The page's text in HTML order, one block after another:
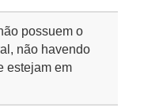
possuem o
não havendo
estejam em